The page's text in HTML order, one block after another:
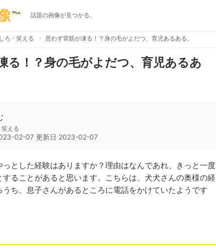
話題の画像が見つかる。
ろ・笑える 思わず背筋が凍る！？身の毛がよだつ、育児あるある。
る！？身の毛がよだつ、育児あるあ
える
02-07 更新日 2023-02-07
とした経験はありますか？理由はなんであれ、きっと一度
ることがあると思います。こちらは、犬犬さんの奥様の経
ち、息子さんがあるところに電話をかけていたようです